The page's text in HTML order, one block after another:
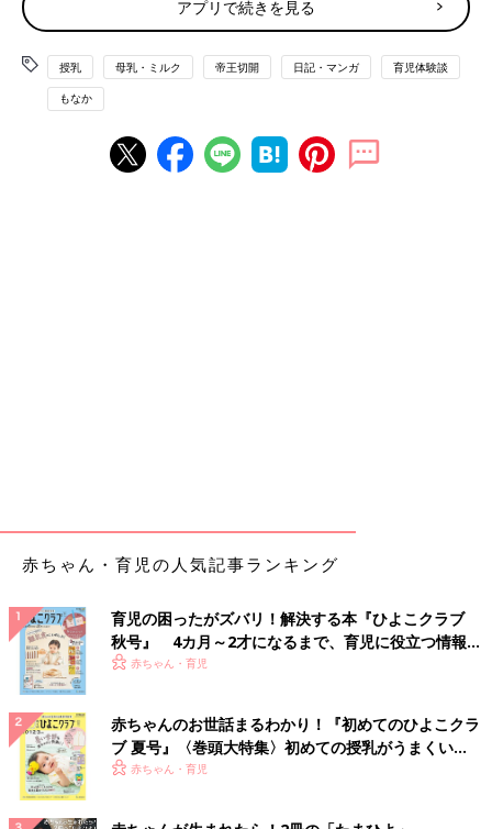
足にはフットポンプ、指にはパルスオキシメーター、両腕には血
見たことない機械に囲まれて、全身が自分のものじゃないような
感覚でした。
アプリで続きを見る
授乳 母乳・ミルク 帝王切開 日記・マンガ 育児体験談
もなか
赤ちゃん・育児の人気記事ランキング
育児の困ったがズバリ！解決する本『ひよこクラブ
秋号』 4カ月～2才になるまで、育児に役立つ情報が
いっぱい！
赤ちゃん・育児
赤ちゃんのお世話まるわかり！『初めてのひよこクラ
ブ 夏号』〈巻頭大特集〉初めての授乳がうまくい
く！ おっぱい・ミルクの基本と夏のトラブル 解決テ
赤ちゃん・育児